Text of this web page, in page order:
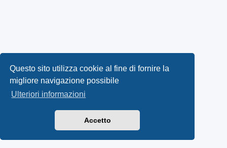
Questo sito utilizza cookie al fine di fornire la
migliore navigazione possibile
Ulteriori informazioni
Accetto